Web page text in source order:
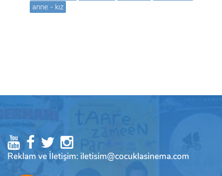
anne - kız
Reklam ve İletişim: iletisim@cocuklasinema.com